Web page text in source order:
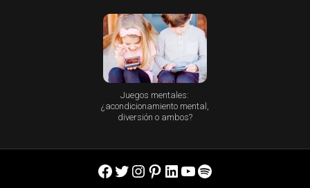
Juegos mentales:
¿acondicionamiento mental,
diversión o ambos?
Facebook
Twitter
Instagram
Pinterest
LinkedIn
YouTube
Spotify